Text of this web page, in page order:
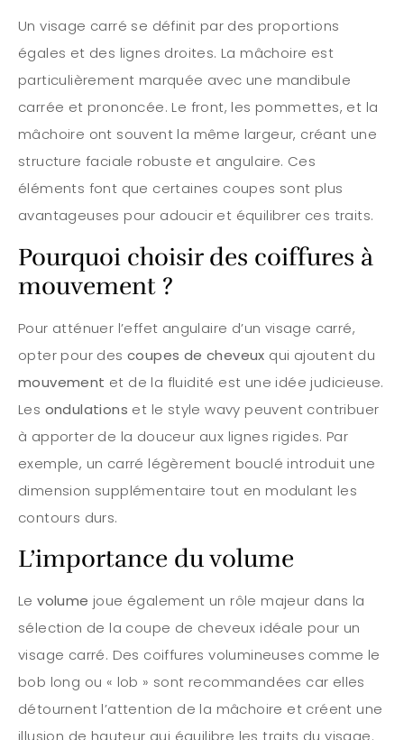
Un visage carré se définit par des proportions
égales et des lignes droites. La mâchoire est
particulièrement marquée avec une mandibule
carrée et prononcée. Le front, les pommettes, et la
mâchoire ont souvent la même largeur, créant une
structure faciale robuste et angulaire. Ces
éléments font que certaines coupes sont plus
avantageuses pour adoucir et équilibrer ces traits.
Pourquoi choisir des coiffures à
mouvement ?
Pour atténuer l’effet angulaire d’un visage carré,
opter pour descoupes de cheveux qui ajoutent du
mouvement et de la fluidité est une idée judicieuse.
Les ondulations et le style wavy peuvent contribuer
à apporter de la douceur aux lignes rigides. Par
exemple, un carré légèrement bouclé introduit une
dimension supplémentaire tout en modulant les
contours durs.
L’importance du volume
Levolume joue également un rôle majeur dans la
sélection de la coupe de cheveux idéale pour un
visage carré. Des coiffures volumineuses comme le
bob long ou « lob » sont recommandées car elles
détournent l’attention de la mâchoire et créent une
illusion de hauteur qui équilibre les traits du visage.